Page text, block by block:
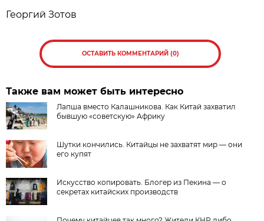
Георгий Зотов
ОСТАВИТЬ КОММЕНТАРИЙ (0)
Также вам может быть интересно
Лапша вместо Калашникова. Как Китай захватил
бывшую «советскую» Африку
Шутки кончились. Китайцы не захватят мир — они
его купят
Искусство копировать. Блогер из Пекина — о
секретах китайских производств